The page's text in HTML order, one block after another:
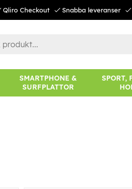
Qliro Checkout Snabba leveranser
SMARTPHONE &
SURFPLATTOR
SPORT,